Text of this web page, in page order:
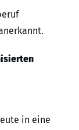
in eine